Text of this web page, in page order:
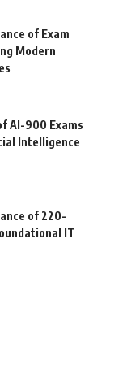
of Exam
Modern
AI-900 Exams
Intelligence
of 220-
IT